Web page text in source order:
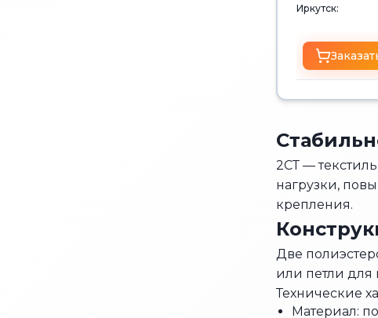
Иркутск:
2СТ —
нагрузки,
крепления.
Две
или петли для
Технические
Материал: